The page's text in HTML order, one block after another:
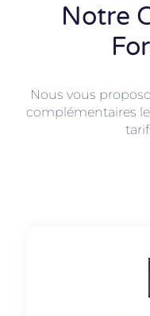
Notre
Nous vous
complémentaires